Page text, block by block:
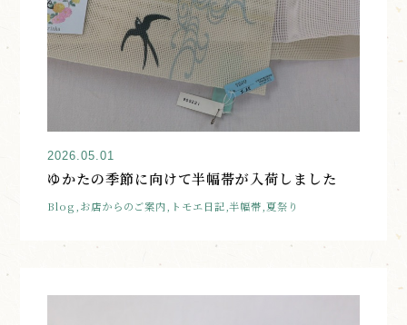
2026.05.01
ゆかたの季節に向けて半幅帯が入荷しました
Blog,お店からのご案内,トモエ日記,半幅帯,夏祭り